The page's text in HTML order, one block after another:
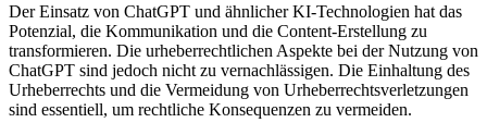
Der Einsatz von ChatGPT und ähnlicher KI-Technologien hat das
Potenzial, die Kommunikation und die Content-Erstellung zu
transformieren. Die urheberrechtlichen Aspekte bei der Nutzung von
ChatGPT sind jedoch nicht zu vernachlässigen. Die Einhaltung des
Urheberrechts und die Vermeidung von Urheberrechtsverletzungen
sind essentiell, um rechtliche Konsequenzen zu vermeiden.